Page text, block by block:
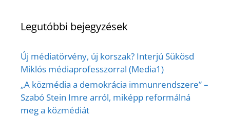
Legutóbbi bejegyzések
Új médiatörvény, új korszak? Interjú Sükösd
Miklós médiaprofesszorral (Media1)
„A közmédia a demokrácia immunrendszere” –
Szabó Stein Imre arról, miképp reformálná
meg a közmédiát